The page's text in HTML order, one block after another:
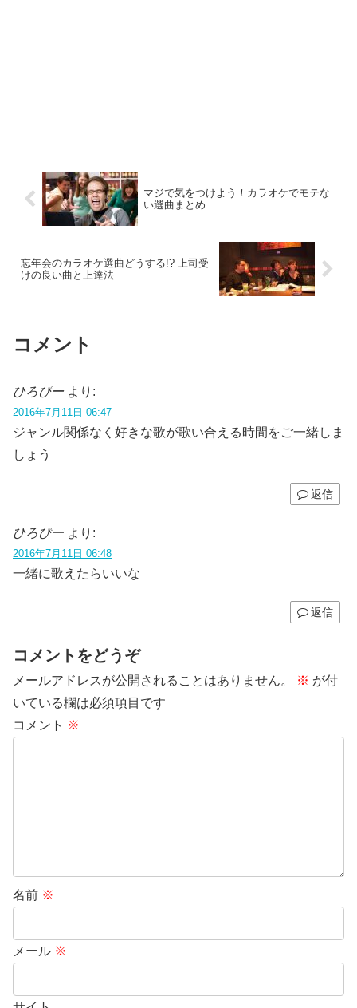
マジで気をつけよう！カラオケでモテな
い選曲まとめ
忘年会のカラオケ選曲どうする!? 上司受
けの良い曲と上達法
コメント
ひろぴー より:
2016年7月11日 06:47
ジャンル関係なく好きな歌が歌い合える時間をご一緒しま
しょう
返信
ひろぴー より:
2016年7月11日 06:48
一緒に歌えたらいいな
返信
コメントをどうぞ
メールアドレスが公開されることはありません。 ※ が付
いている欄は必須項目です
コメント ※
名前 ※
メール ※